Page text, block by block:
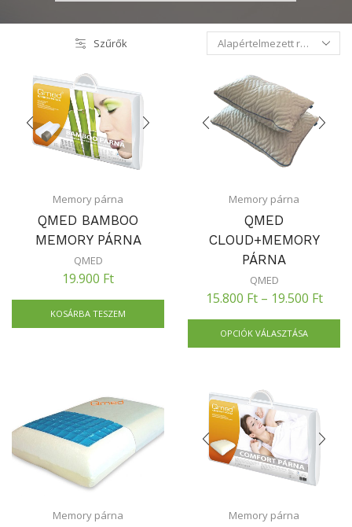
Szűrők
Memory párna
QMED BAMBOO
MEMORY PÁRNA
QMED
19.900 Ft
KOSÁRBA TESZEM
Memory párna
QMED
CLOUD+MEMORY
PÁRNA
QMED
15.800 Ft– 19.500 Ft
OPCIÓK VÁLASZTÁSA
Memory párna Memory párna